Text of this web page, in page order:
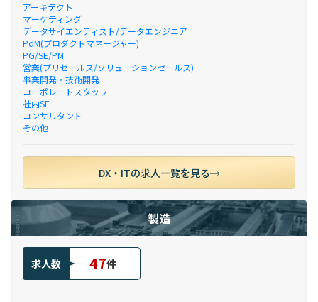
アーキテクト
マーケティング
データサイエンティスト/データエンジニア
PdM(プロダクトマネージャー)
PG/SE/PM
営業(プリセールス/ソリューションセールス)
事業開発・技術開発
コーポレートスタッフ
社内SE
コンサルタント
その他
DX・ITの求人一覧を見る
製造
求人数 47件